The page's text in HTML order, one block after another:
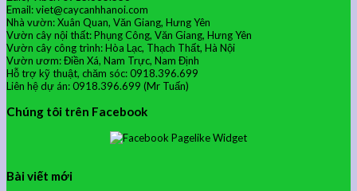
Email: viet@caycanhhanoi.com
Nhà vườn: Xuân Quan, Văn Giang, Hưng Yên
Vườn cây nội thất: Phụng Công, Văn Giang, Hưng Yên
Vườn cây công trình: Hòa Lạc, Thạch Thất, Hà Nội
Vườn ươm: Điền Xá, Nam Trực, Nam Định
Hỗ trợ kỹ thuật, chăm sóc: 0918.396.699
Liên hệ dự án: 0918.396.699 (Mr Tuấn)
Chúng tôi trên Facebook
Bài viết mới